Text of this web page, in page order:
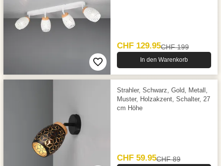
CHF 129.95CHF 199
In den Warenkorb
Strahler, Schwarz, Gold, Metall,
Muster, Holzakzent, Schalter, 27
cm Höhe
CHF 59.95CHF 89